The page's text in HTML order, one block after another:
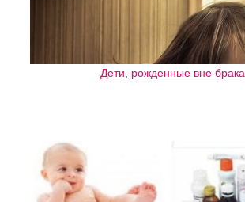
Дети, рожденные вне брака